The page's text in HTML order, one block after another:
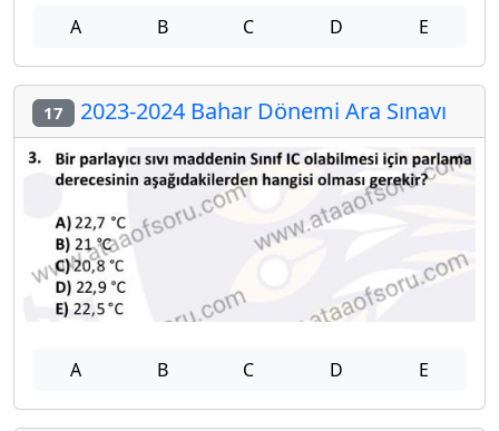
A B C D E
17 2023-2024 Bahar Dönemi Ara Sınavı
A B C D E